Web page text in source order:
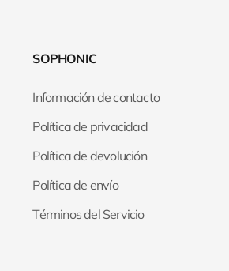
SOPHONIC
Información de contacto
Política de privacidad
Política de devolución
Política de envío
Términos del Servicio